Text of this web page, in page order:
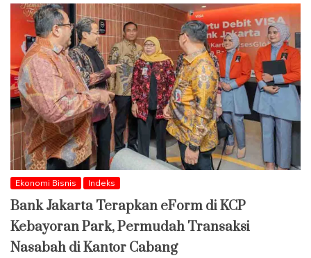
Ekonomi Bisnis Indeks
Bank Jakarta Terapkan eForm di KCP
Kebayoran Park, Permudah Transaksi
Nasabah di Kantor Cabang